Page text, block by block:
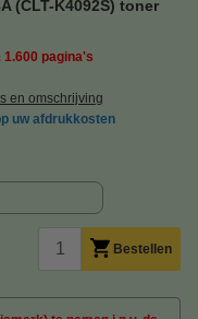
(CLT-K4092S) toner
1.600 pagina's
en omschrijving
uw afdrukkosten
Bestellen